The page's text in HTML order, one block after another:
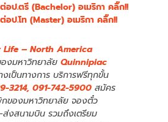
อป.ตรี (Bachelor) อเมริกา คลิ๊ก!!
อป.โท (Master) อเมริกา คลิ๊ก!!
– North America
งมหาวิทยาลัยQuinnipiac
งเป็นทางการ บริการฟรีทุกขั้น
3214, 091-742-5900 สมัคร
ของมหาวิทยาลัย จองตั๋ว
ส่งสนามบิน รวมถึงเตรียม